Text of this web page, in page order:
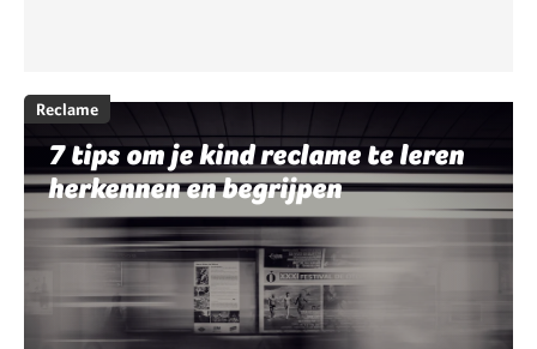
Reclame
7 tips om je kind reclame te leren
herkennen en begrijpen